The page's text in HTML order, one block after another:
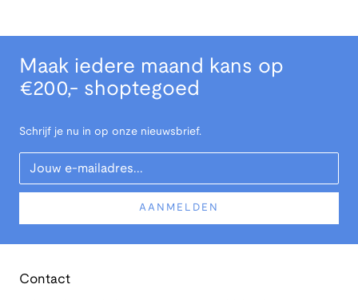
Maak iedere maand kans op
€200,- shoptegoed
Schrijf je nu in op onze nieuwsbrief.
Your Email
AANMELDEN
Contact